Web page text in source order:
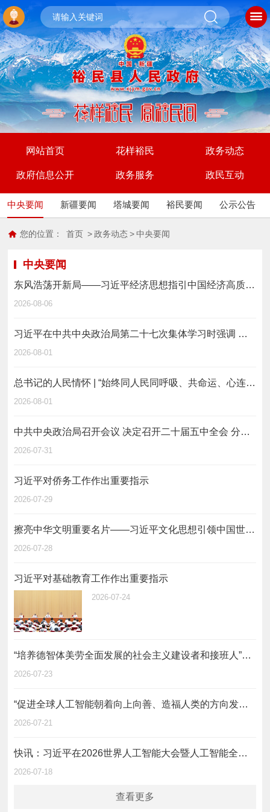
网站首页 花样裕民 政务动态
政府信息公开 政务服务 政民互动
中央要闻 新疆要闻 塔城要闻 裕民要闻 公示公告
您的位置： 首页 > 政务动态 > 中央要闻
中央要闻
东风浩荡开新局——习近平经济思想指引中国经济高质量发展行稳致远
2026-08-06
习近平在中共中央政治局第二十七次集体学习时强调 强化政治引领 深化创新发展 高质量推进国防和军队现代化
2026-08-01
总书记的人民情怀 | “始终同人民同呼吸、共命运、心连心”
2026-08-01
中共中央政治局召开会议 决定召开二十届五中全会 分析研究当前经济形势和经济工作 中共中央总书记习近平主持会议
2026-07-31
习近平对侨务工作作出重要指示
2026-07-29
擦亮中华文明重要名片——习近平文化思想引领中国世界遗产申报保护工作壮阔实践
2026-07-28
习近平对基础教育工作作出重要指示
2026-07-24
“培养德智体美劳全面发展的社会主义建设者和接班人”——习近平总书记的重要论述指引基础教育改革发展开创新局面
2026-07-23
“促进全球人工智能朝着向上向善、造福人类的方向发展”——习近平主席出席二〇二六世界人工智能大会暨人工智能全球治理高级别会议系列活动纪实
2026-07-21
快讯：习近平在2026世界人工智能大会暨人工智能全球治理高级别会议开幕式上发表主旨讲话
2026-07-18
查看更多